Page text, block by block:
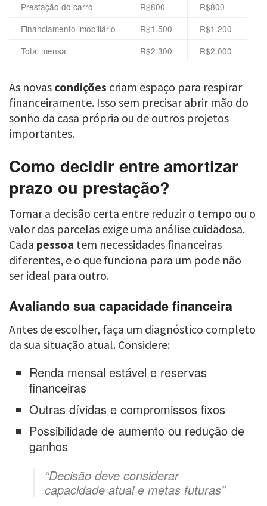
Prestação do carro R$800
R$800
Financiamento imobiliário
R$1.500
R$1.200
Total mensal
R$2.300 R$2.000
As novas condições criam espaço para respirar
financeiramente. Isso sem precisar abrir mão do
sonho da casa própria ou de outros projetos
importantes.
Como decidir entre amortizar
prazo ou prestação?
Tomar a decisão certa entre reduzir o tempo ou o
valor das parcelas exige uma análise cuidadosa.
Cada pessoa tem necessidades financeiras
diferentes, e o que funciona para um pode não
ser ideal para outro.
Avaliando sua capacidade financeira
Antes de escolher, faça um diagnóstico completo
da sua situação atual. Considere:
Renda mensal estável e reservas
financeiras
Outras dívidas e compromissos fixos
Possibilidade de aumento ou redução de
ganhos
“Decisão deve considerar
capacidade atual e metas futuras”